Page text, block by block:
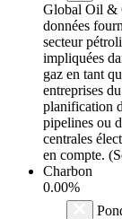
Global Oil &
données
secteur
impliquées
gaz en tant
entreprises
planification
pipelines ou
centrales
en compte.
Charbon
0.00%